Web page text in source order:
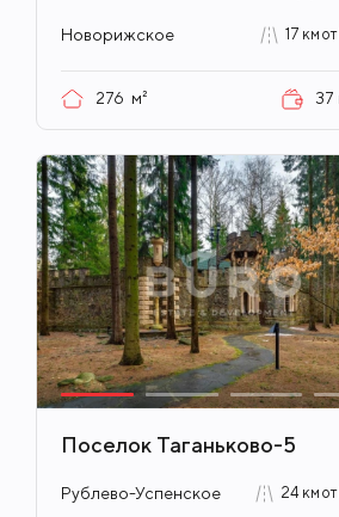
Новорижское 17 км
276 м² 37
Поселок Таганьково-5
Рублево-Успенское 24 км